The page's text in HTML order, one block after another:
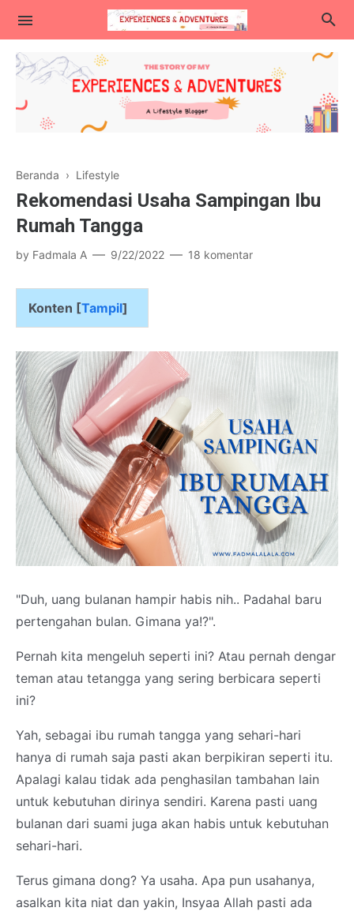
Kuliner
Traveling
Blogging & Teknologi
Parenting
Beranda › Lifestyle
Rekomendasi Usaha Sampingan Ibu
Rumah Tangga
by Fadmala A 9/22/2022 18 komentar
Konten [Tampil]
"Duh, uang bulanan hampir habis nih.. Padahal baru
pertengahan bulan. Gimana ya!?".
Pernah kita mengeluh seperti ini? Atau pernah dengar
teman atau tetangga yang sering berbicara seperti
ini?
Yah, sebagai ibu rumah tangga yang sehari-hari
hanya di rumah saja pasti akan berpikiran seperti itu.
Apalagi kalau tidak ada penghasilan tambahan lain
untuk kebutuhan dirinya sendiri. Karena pasti uang
bulanan dari suami juga akan habis untuk kebutuhan
sehari-hari.
Terus gimana dong? Ya usaha. Apa pun usahanya,
asalkan kita niat dan yakin, Insyaa Allah pasti ada